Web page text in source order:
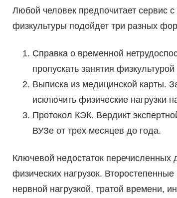
Любой человек предпочитает сервис
физкультуры подойдет три разных
Справка о временной
пропускать занятия
Выписка из медицинской карты.
исключить физические нагрузки
Протокол КЭК. Вердикт
ВУЗе от трех месяцев до года.
Ключевой недостаток
физических нагрузок.
нервной нагрузкой, тратой времени,